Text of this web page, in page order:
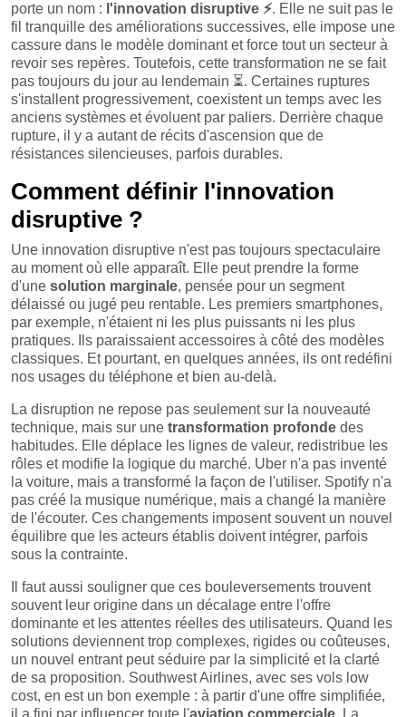
porte un nom : l'innovation disruptive ⚡. Elle ne suit pas le
fil tranquille des améliorations successives, elle impose une
cassure dans le modèle dominant et force tout un secteur à
revoir ses repères. Toutefois, cette transformation ne se fait
pas toujours du jour au lendemain ⏳. Certaines ruptures
s'installent progressivement, coexistent un temps avec les
anciens systèmes et évoluent par paliers. Derrière chaque
rupture, il y a autant de récits d'ascension que de
résistances silencieuses, parfois durables.
Comment définir l'innovation
disruptive ?
Une innovation disruptive n'est pas toujours spectaculaire
au moment où elle apparaît. Elle peut prendre la forme
d'une solution marginale, pensée pour un segment
délaissé ou jugé peu rentable. Les premiers smartphones,
par exemple, n'étaient ni les plus puissants ni les plus
pratiques. Ils paraissaient accessoires à côté des modèles
classiques. Et pourtant, en quelques années, ils ont redéfini
nos usages du téléphone et bien au-delà.
La disruption ne repose pas seulement sur la nouveauté
technique, mais sur une transformation profonde des
habitudes. Elle déplace les lignes de valeur, redistribue les
rôles et modifie la logique du marché. Uber n'a pas inventé
la voiture, mais a transformé la façon de l'utiliser. Spotify n'a
pas créé la musique numérique, mais a changé la manière
de l'écouter. Ces changements imposent souvent un nouvel
équilibre que les acteurs établis doivent intégrer, parfois
sous la contrainte.
Il faut aussi souligner que ces bouleversements trouvent
souvent leur origine dans un décalage entre l'offre
dominante et les attentes réelles des utilisateurs. Quand les
solutions deviennent trop complexes, rigides ou coûteuses,
un nouvel entrant peut séduire par la simplicité et la clarté
de sa proposition. Southwest Airlines, avec ses vols low
cost, en est un bon exemple : à partir d'une offre simplifiée,
il a fini par influencer toute l'aviation commerciale. La